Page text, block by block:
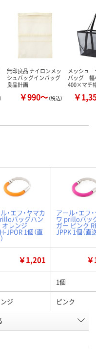
無印良品 ナイロンメッ
シュバッグインバッグ
良品計画
￥990～（税込）
メッシュ
バッグ 幅
400×マチ
￥
・エフ・ヤマカ
バッグハン
オレンジ
JPOR 1個（直
アール・エフ
ワ prilloバッ
ガー ピンク
JPPK 1個（直
￥1,201
1個
ジ ピンク
NA65748